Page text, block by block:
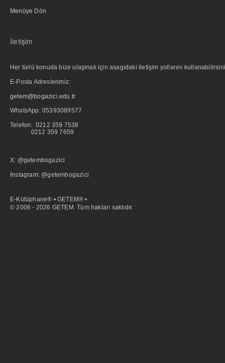
Menüye Dön
İletişim
Her türlü konuda bize ulaşmak için asagıdaki iletişim yollarını
E-Posta Adreslerimiz:
getem@bogazici.edu.tr
WhatsApp: 05393089577
Telefon: 0212 359 7538
0212 359 7659
X: @getembogazici
İnstagram: @getembogazici
E-Kütüphane® • GETEM® •
© 2006 - 2026 GETEM. Tüm hakları saklıdır.